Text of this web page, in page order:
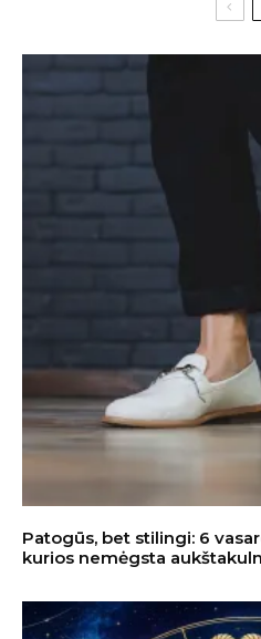
Patogūs, bet stilingi: 6
kurios nemėgsta